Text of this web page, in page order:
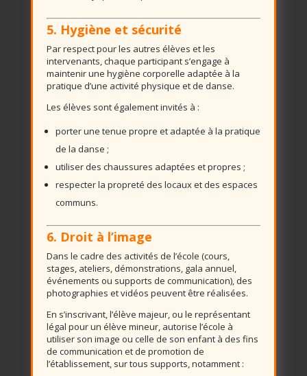
5. Hygiène et sécurité
Par respect pour les autres élèves et les
intervenants, chaque participant s’engage à
maintenir une hygiène corporelle adaptée à la
pratique d’une activité physique et de danse.
Les élèves sont également invités à :
porter une tenue propre et adaptée à la pratique
de la danse ;
utiliser des chaussures adaptées et propres ;
respecter la propreté des locaux et des espaces
communs.
6. Droit à l’image
Dans le cadre des activités de l’école (cours,
stages, ateliers, démonstrations, gala annuel,
événements ou supports de communication), des
photographies et vidéos peuvent être réalisées.
En s’inscrivant, l’élève majeur, ou le représentant
légal pour un élève mineur, autorise l’école à
utiliser son image ou celle de son enfant à des fins
de communication et de promotion de
l’établissement, sur tous supports, notamment :